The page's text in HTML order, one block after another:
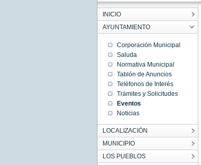
INICIO
AYUNTAMIENTO
Corporación Municipal
Saluda
Normativa Municipal
Tablón de Anuncios
Teléfonos de Interés
Trámites y Solicitudes
Eventos
Noticias
LOCALIZACIÓN
MUNICIPIO
LOS PUEBLOS